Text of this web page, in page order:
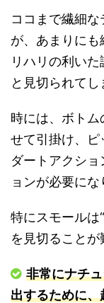
ココまで繊細
が、あまりに
リハリの利い
と見切られてし
時には、ボト
せて引掛け、ピ
ダートアクショ
ョンが必要にな
特にスモールは
を見切ることが
非常にナチ
出するために